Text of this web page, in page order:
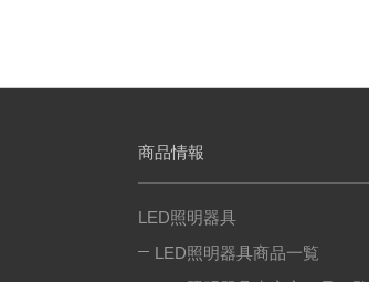
商品情報
LED照明器具
LED照明器具商品一覧